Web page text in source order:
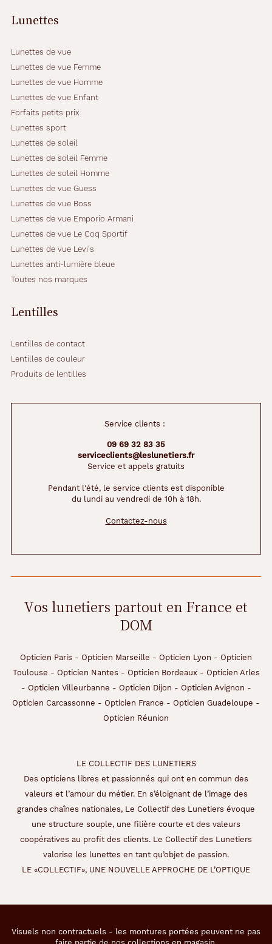
a
n
o
s
Dimensions
de
la
monture
mm
mm
Détails
Enfant
de
Cristal
Polarisant
Matière
Plastique
têtes
Lunettes
Lunettes de vue
Lunettes de vue Femme
Lunettes de vue Homme
Lunettes de vue Enfant
Forfaits petits prix
Lunettes sport
Lunettes de soleil
Lunettes de soleil Femme
Lunettes de soleil Homme
Lunettes de vue Guess
Lunettes de vue Boss
Lunettes de vue Emporio Armani
Lunettes de vue Le Coq Sportif
Lunettes de vue Levi's
Lunettes anti-lumière bleue
Toutes nos marques
Lentilles
Lentilles de contact
Lentilles de couleur
Produits de lentilles
Service clients :
09 69 32 83 35
serviceclients@leslunetiers.fr
Service et appels gratuits
Pendant l'été, le service clients est disponible
du lundi au vendredi de 10h à 18h.
Contactez-nous
Vos lunetiers partout en France et
DOM
Opticien Paris - Opticien Marseille - Opticien Lyon - Opticien
Toulouse - Opticien Nantes - Opticien Bordeaux- Opticien Arles
- Opticien Villeurbanne - Opticien Dijon - Opticien Avignon -
Opticien Carcassonne - Opticien France - Opticien Guadeloupe -
Opticien Réunion
LE COLLECTIF DES LUNETIERS
Des opticiens libres et passionnés qui ont en commun des
valeurs et l’amour du métier. En s’éloignant de l’image des
grandes chaînes nationales, Le Collectif des Lunetiers évoque
une structure souple, une filière courte et des valeurs
coopératives au profit des clients. Le Collectif des Lunetiers
valorise les lunettes en tant qu’objet de passion.
LE «COLLECTIF», UNE NOUVELLE APPROCHE DE L’OPTIQUE
Visuels non contractuels - les montures portées peuvent ne pas